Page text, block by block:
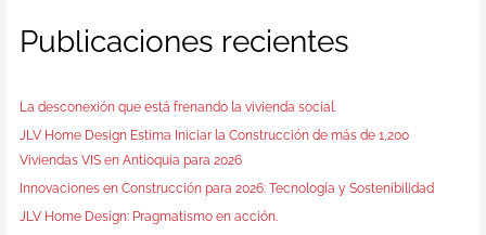
Publicaciones recientes
La desconexión que está frenando la vivienda social.
JLV Home Design Estima Iniciar la Construcción de más de 1,200
Viviendas VIS en Antioquia para 2026
Innovaciones en Construcción para 2026: Tecnología y Sostenibilidad
JLV Home Design: Pragmatismo en acción.